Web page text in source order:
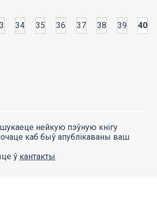
34 35 36 37 38 39 40
шукаеце нейкую пэўную кнігу
каб быў апублікаваны ваш
ў кантакты